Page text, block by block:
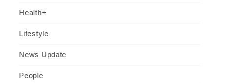
Health+
Lifestyle
News Update
People